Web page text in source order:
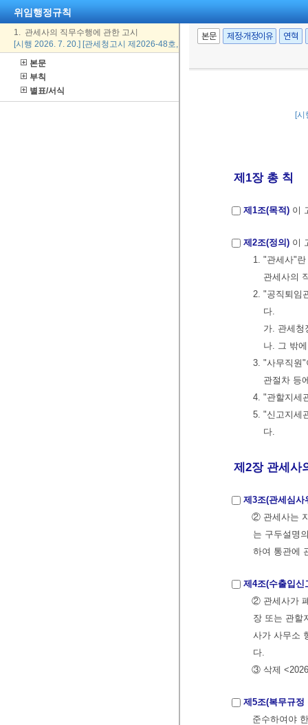
위임행정규칙
1. 관세사의 직무수행에 관한 고시
[시행 2026. 7. 20.] [관세청고시 제2026-48호, 2026. 7. 20., 일부개정]
본문
부칙
별표/서식
본문 제정·개정이유 연혁
[
제1장 총 칙
제1조(목적) 이
제2조(정의) 이
1. "관세사"란
관세사의
2. "공직퇴임
다.
가. 관세
나. 그 밖
3. "사무직원
관절차 등
4. "관할지세
5. "신고지세
다.
제2장 관세사
제3조(관세심사
② 관세사는
는 구두설명
하여 통관에
제4조(수출입
② 관세사가
장 또는 관할
사가 사무소
다.
③ 삭제
제5조(복무규정
준수하여야